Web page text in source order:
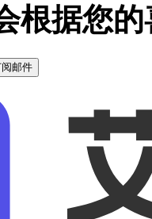
根据您
邮件